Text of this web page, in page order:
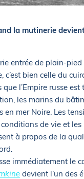
la mutinerie
entrée de plain-pied
bien celle du
l’Empire russe est
les marins du
mer Noire. Les
de vie et
à propos de la
immédiatement le
devient l’un des